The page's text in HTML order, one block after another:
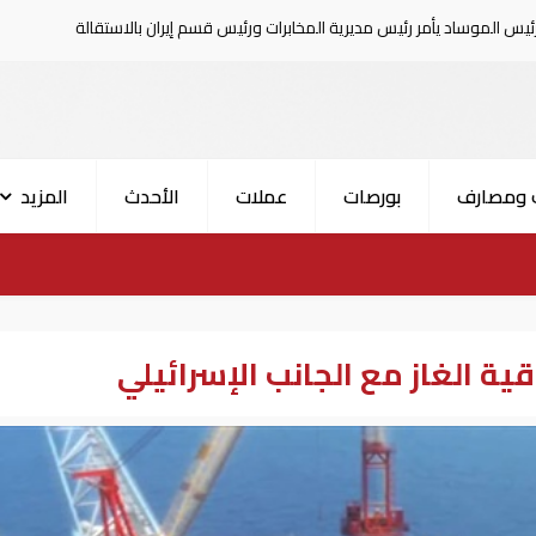
مديرية المخابرات ورئيس قسم إيران بالاستقالة السعودية
ومصارف بورصات عملات الأحدث المزيد
الغاز مع الجانب الإسرائيلي